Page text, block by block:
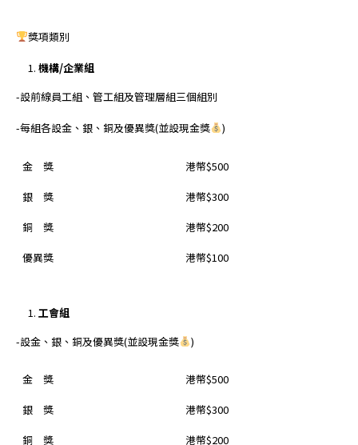
獎項類別
機構/企業組
-設前線員工組、管工組及管理層組三個組別
-每組各設金、銀、銅及優異獎(並設現金獎 )
金 獎
港幣$500
銀 獎
港幣$300
銅 獎
港幣$200
優異獎
港幣$100
工會組
-設金、銀、銅及優異獎(並設現金獎
)
金 獎
港幣$500
銀 獎
港幣$300
銅 獎
港幣$200